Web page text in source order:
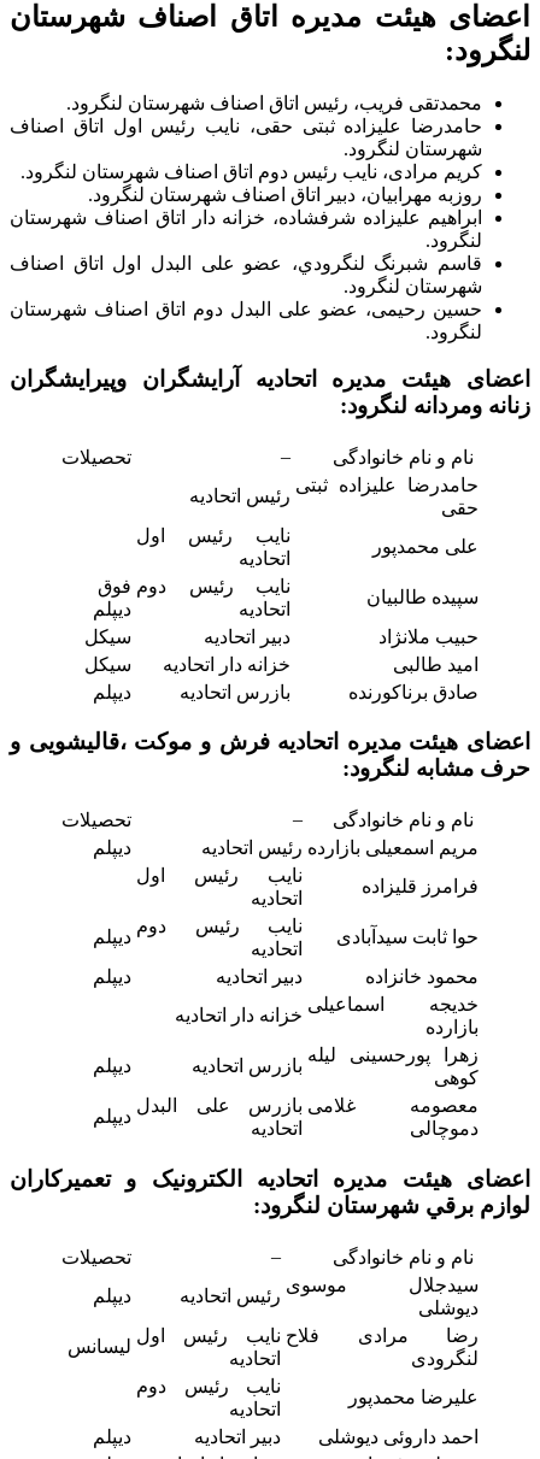
اعضای هیئت مدیره اتاق اصناف شهرستان
لنگرود:
محمدتقی فریب، رئیس اتاق اصناف شهرستان لنگرود.
حامدرضا علیزاده ثبتی حقی، نایب رئیس اول اتاق اصناف
شهرستان لنگرود.
کریم مرادی، نایب رئیس دوم اتاق اصناف شهرستان لنگرود.
روزبه مهرابیان، دبیر اتاق اصناف شهرستان لنگرود.
ابراهیم علیزاده شرفشاده، خزانه دار اتاق اصناف شهرستان
لنگرود.
قاسم شبرنگ لنگرودي، عضو علی البدل اول اتاق اصناف
شهرستان لنگرود.
حسین رحیمی، عضو علی البدل دوم اتاق اصناف شهرستان
لنگرود.
اعضای هیئت مدیره اتحادیه آرایشگران وپیرایشگران
زنانه ومردانه لنگرود:
نام و نام خانوادگی –
تحصیلات
حامدرضا علیزاده ثبتی
حقی
رئیس اتحادیه
علی محمدپور
نایب رئیس اول
اتحادیه
سپیده طالبیان
نایب رئیس دوم
اتحادیه
فوق
دیپلم
حبیب ملانژاد
دبیر اتحادیه
سیکل
امید طالبی
خزانه دار اتحادیه
سیکل
صادق برناکورنده
بازرس اتحادیه دیپلم
اعضای هیئت مدیره اتحادیه فرش و موکت ،قالیشویی و
حرف مشابه لنگرود:
نام و نام خانوادگی –
تحصیلات
مریم اسمعیلی بازارده رئیس اتحادیه
دیپلم
فرامرز قلیزاده
نایب رئیس اول
اتحادیه
حوا ثابت سیدآبادی
نایب رئیس دوم
اتحادیه
دیپلم
محمود خانزاده
دبیر اتحادیه
دیپلم
خدیجه اسماعیلی
بازارده
خزانه دار اتحادیه
زهرا پورحسینی لیله
کوهی
بازرس اتحادیه
دیپلم
معصومه غلامی
دموچالی
بازرس علی البدل
اتحادیه
دیپلم
اعضای هیئت مدیره اتحاديه الکترونيک و تعميرکاران
لوازم برقي شهرستان لنگرود:
نام و نام خانوادگی –
تحصیلات
سیدجلال موسوی
دیوشلی
رئیس اتحادیه
دیپلم
رضا مرادی فلاح
لنگرودی
نایب رئیس اول
اتحادیه
لیسانس
علیرضا محمدپور
نایب رئیس دوم
اتحادیه
احمد داروئی دیوشلی
دبیر اتحادیه
دیپلم